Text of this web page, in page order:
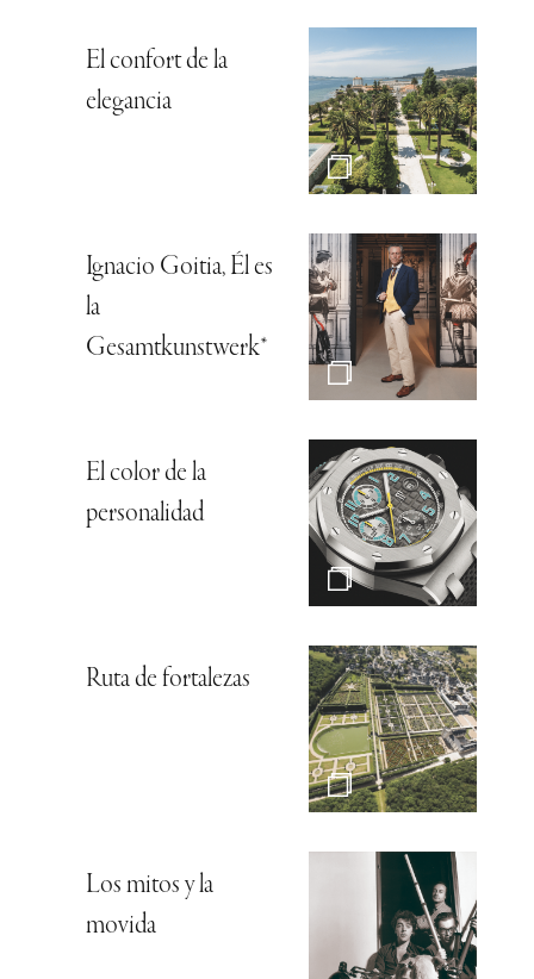
El confort de la
elegancia
Ignacio Goitia, Él es
la
Gesamtkunstwerk*
El color de la
personalidad
Ruta de fortalezas
Los mitos y la
movida